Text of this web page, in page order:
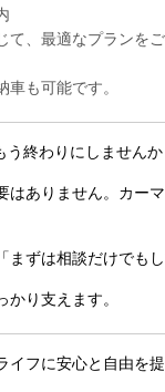
、最適なプランをご
も可能です。
終わりにしませんか
ありません。カー
まずは相談だけで
り支えます。
イフに安心と自由を